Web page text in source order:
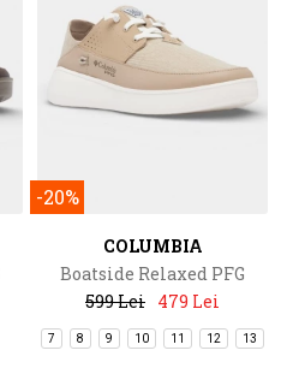
-20%
COLUMBIA
Boatside Relaxed PFG
599 Lei 479 Lei
7 8 9 10 11 12 13